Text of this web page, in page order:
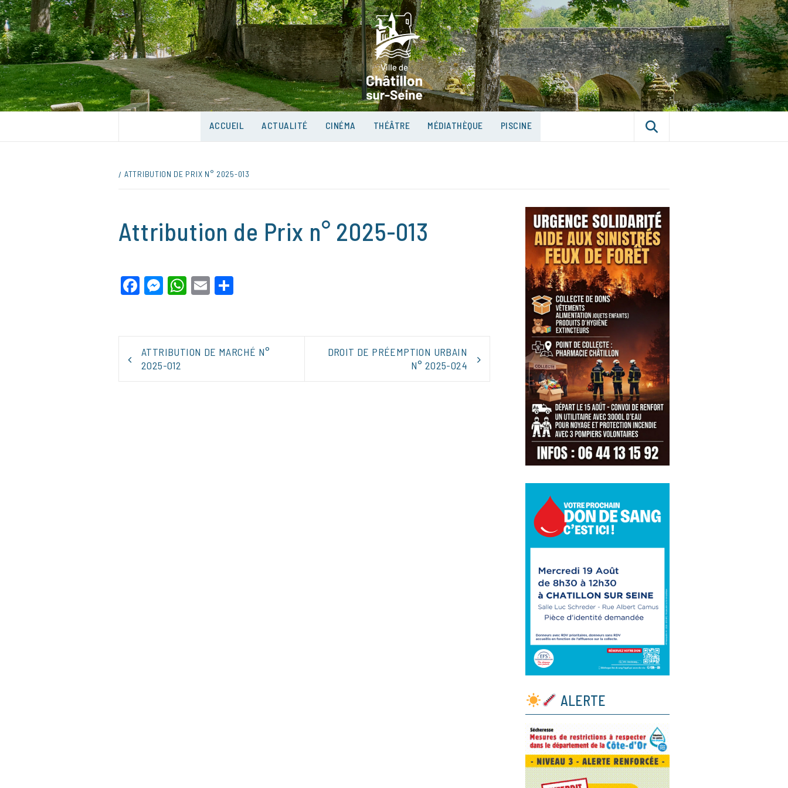
Skip
to
content
VILLE DE CHÂTILLON-
SUR-SEINE
UNE VILLE DANS UN PARC
ACCUEIL ACTUALITÉ CINÉMA THÉÂTRE MÉDIATHÈQUE PISCINE
ATTRIBUTION DE PRIX N° 2025-013
Attribution de Prix n° 2025-013
Facebook
Messenger
WhatsApp
Email
NAVIGATION
DE
L’ARTICLE
ATTRIBUTION DE MARCHÉ N°
2025-012
DROIT DE PRÉEMPTION URBAIN
N° 2025-024
ALERTE